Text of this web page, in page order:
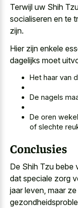
Terwijl uw Shih
socialiseren en te
zijn.
Hier zijn enkele
dagelijks moet
Het haar van
De nagels
De oren
of slechte
Conclusies
De Shih Tzu bebe
dat speciale zorg
jaar leven, maar